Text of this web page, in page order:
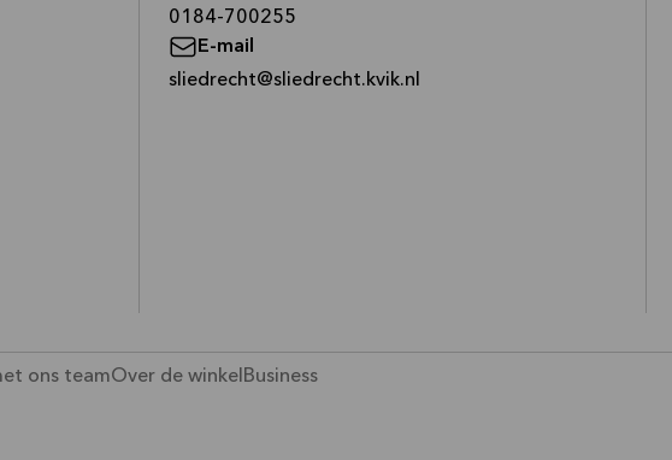
0184-700255
E-mail
sliedrecht@sliedrecht.kvik.nl
ons teamOver de winkel Business